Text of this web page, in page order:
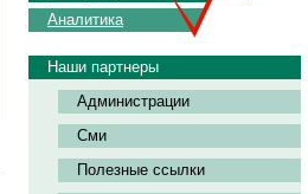
Аналитика
Наши партнеры
Администрации
Сми
Полезные ссылки